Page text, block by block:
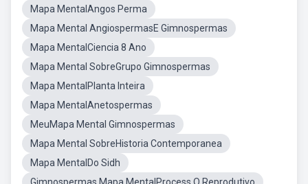
Mapa MentalAngos Perma
Mapa Mental AngiospermasE Gimnospermas
Mapa MentalCiencia 8 Ano
Mapa Mental SobreGrupo Gimnospermas
Mapa MentalPlanta Inteira
Mapa MentalAnetospermas
MeuMapa Mental Gimnospermas
Mapa Mental SobreHistoria Contemporanea
Mapa MentalDo Sidh